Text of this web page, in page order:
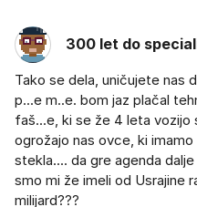
300 let do
Tako se dela, uničujete nas
p...e m..e. bom jaz plačal
faš...e, ki se že 4 leta
ogrožajo nas ovce, ki
stekla.... da gre agenda
smo mi že imeli od Usrajine
milijard???